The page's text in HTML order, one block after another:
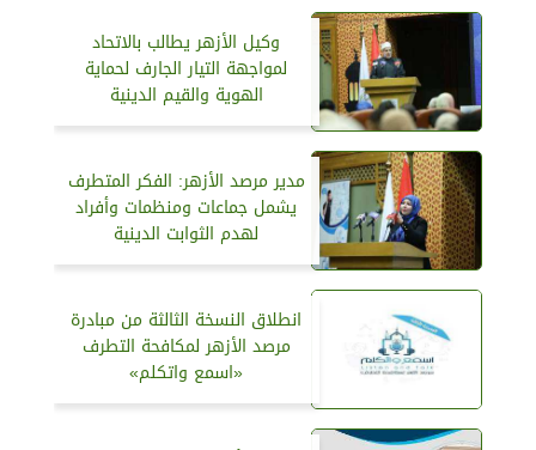
وكيل الأزهر يطالب بالاتحاد
لمواجهة التيار الجارف لحماية
الهوية والقيم الدينية
مدير مرصد الأزهر: الفكر المتطرف
يشمل جماعات ومنظمات وأفراد
لهدم الثوابت الدينية
انطلاق النسخة الثالثة من مبادرة
مرصد الأزهر لمكافحة التطرف
«اسمع واتكلم»